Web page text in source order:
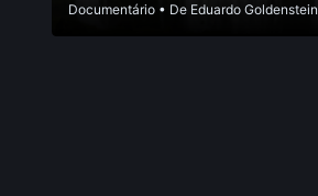
Documentário • De Eduardo Goldenstein